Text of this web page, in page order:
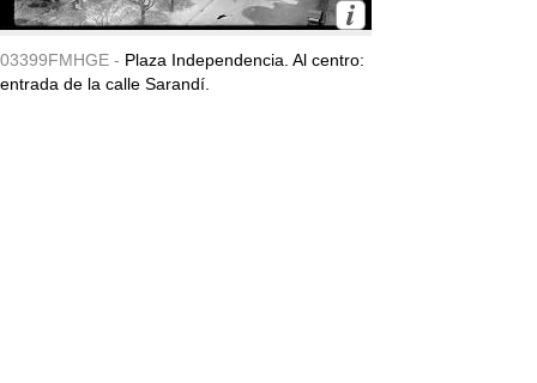
03399FMHGE - Plaza Independencia. Al centro:
entrada de la calle Sarandí.